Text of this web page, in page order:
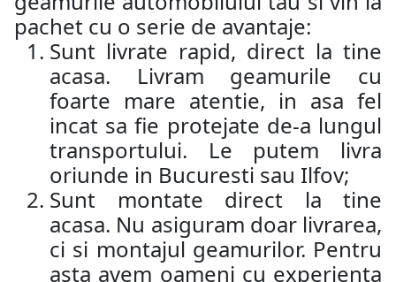
pachet cu o serie de avantaje:
Sunt livrate rapid, direct la tine
acasa. Livram geamurile cu
foarte mare atentie, in asa fel
incat sa fie protejate de-a lungul
transportului. Le putem livra
oriunde in Bucuresti sau Ilfov;
Sunt montate direct la tine
acasa. Nu asiguram doar livrarea,
ci si montajul geamurilor. Pentru
asta avem oameni cu experienta